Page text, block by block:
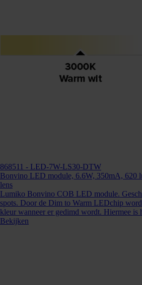
868511 - LED-7W-LS30-DTW
Bonvino LED module, 6.6W, 350mA, 620
lens
Lumiko Bonvino COB LED module.
spots. Door de Dim to Warm LEDchip
kleur wanneer er gedimd wordt. Hiermee is
Bekijken